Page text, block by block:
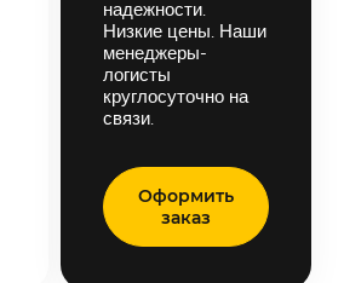
надежности.
Низкие цены. Наши
менеджеры-
логисты
круглосуточно на
связи.
Оформить
заказ